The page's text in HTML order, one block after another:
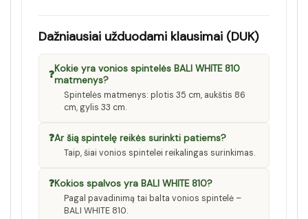
Dažniausiai užduodami klausimai (DUK)
❓Kokie yra vonios spintelės BALI WHITE 810
matmenys?
Spintelės matmenys: plotis 35 cm, aukštis 86
cm, gylis 33 cm.
❓Ar šią spintelę reikės surinkti patiems?
Taip, šiai vonios spintelei reikalingas surinkimas.
❓Kokios spalvos yra BALI WHITE 810?
Pagal pavadinimą tai balta vonios spintelė –
BALI WHITE 810.